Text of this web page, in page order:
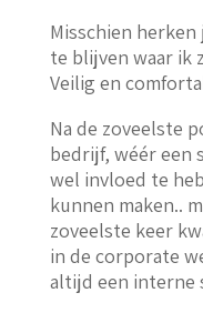
Misschien
te blijven waar ik
Veilig en
Na de zoveelste
bedrijf, wéér
wel invloed te
kunnen maken..
zoveelste keer
in de corporate
altijd een interne